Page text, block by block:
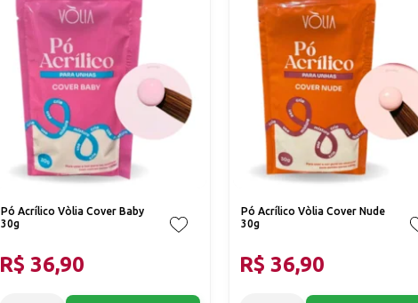
Pó Acrílico Vòlia Cover Baby
30g
R$ 36,90
Pó Acrílico Vòlia Cover Nude
30g
R$ 36,90